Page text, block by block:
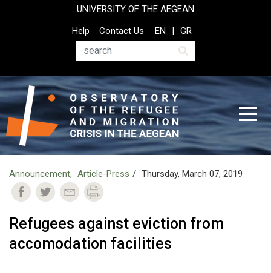
UNIVERSITY OF THE AEGEAN
Top
Header
Help
Contact Us
Search
EN GR
Announcement Article-Press Thursday, March 07, 2019
Refugees against eviction from
accomodation facilities